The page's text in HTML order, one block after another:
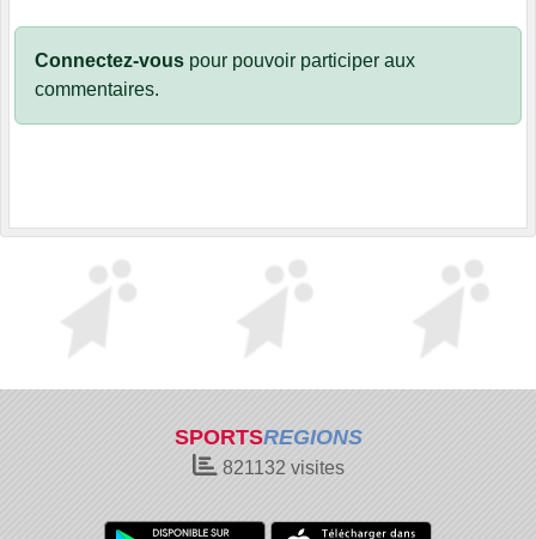
Connectez-vous pour pouvoir participer aux
commentaires.
SPORTSREGIONS
821132 visites